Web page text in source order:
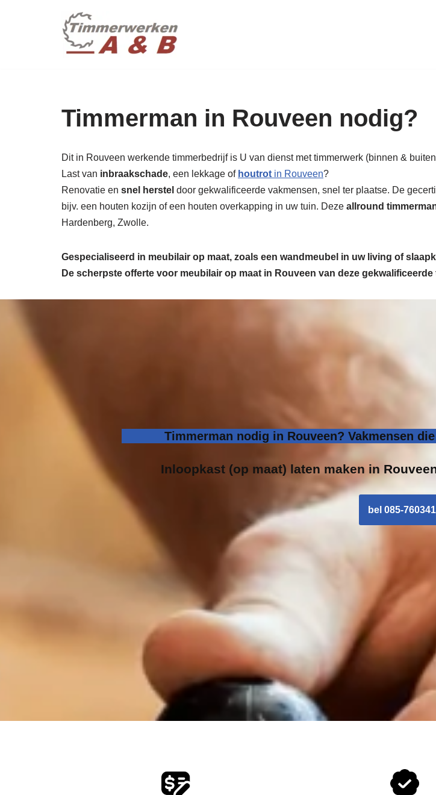
Timmerman in Rouveen nodig?
Dit in Rouveen werkende timmerbedrijf is U van dienst met timmerwerk (binnen &
Last van inbraakschade, een lekkage of houtrot in Rouveen?
Renovatie en snel herstel door gekwalificeerde vakmensen, snel ter plaatse. De
bijv. een houten kozijn of een houten overkapping in uw tuin. Deze allround
Hardenberg, Zwolle.
Gespecialiseerd in meubilair op maat, zoals een wandmeubel in uw living of
De scherpste offerte voor meubilair op maat in Rouveen van deze gekwalificeerde
Timmerman nodig in Rouveen? Vakmensen
Inloopkast (op maat) laten maken in
bel 085-